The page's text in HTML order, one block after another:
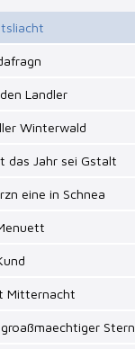
Landler
Winterwald
das Jahr sei Gstalt
eine in Schnea
Mitternacht
Stern